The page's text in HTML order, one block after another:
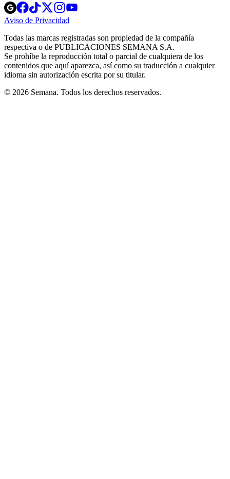
Opens
in
new
Opens
in
new
Opens
in
new
window
Opens
new
windowwindow
Aviso de Privacidad
new
window
Todas las marcas registradas son propiedad de la compañía
respectiva o de PUBLICACIONES SEMANA S.A.
Se prohíbe la reproducción total o parcial de cualquiera de los
contenidos que aquí aparezca, así como su traducción a cualquier
idioma sin autorización escrita por su titular.
© 2026 Semana. Todos los derechos reservados.